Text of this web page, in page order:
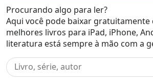
Procurando algo para ler?
Aqui você pode baixar gratuitamente
melhores livros para iPad, iPhone,
literatura está sempre à mão com a